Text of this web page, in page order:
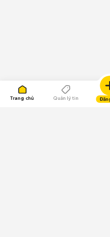
Trang chủ Quản lý tin